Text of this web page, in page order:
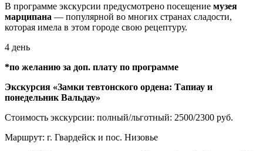
В программе экскурсии предусмотрено посещение музея
марципана — популярной во многих странах сладости,
которая имела в этом городе свою рецептуру.
4 день
*по желанию за доп. плату по программе
Экскурсия «Замки тевтонского ордена: Тапиау и
понедельник Вальдау»
Стоимость экскурсии: полный/льготный: 2500/2300 руб.
Маршрут: г. Гвардейск и пос. Низовье